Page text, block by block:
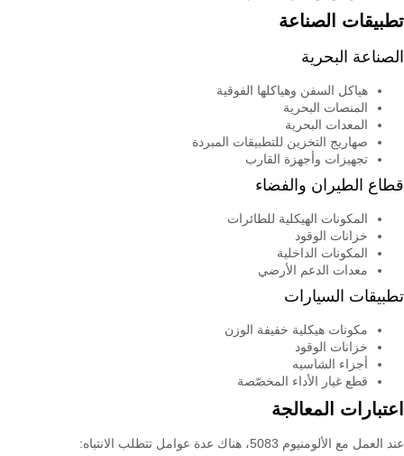
تطبيقات الصناعة
الصناعة البحرية
هياكل السفن وهياكلها الفوقية
المنصات البحرية
المعدات البحرية
صهاريج التخزين للتطبيقات المبردة
تجهيزات وأجهزة القارب
قطاع الطيران والفضاء
المكونات الهيكلية للطائرات
خزانات الوقود
المكونات الداخلية
معدات الدعم الأرضي
تطبيقات السيارات
مكونات هيكلية خفيفة الوزن
خزانات الوقود
أجزاء الشاسيه
قطع غيار الأداء المخصّصة
اعتبارات المعالجة
عند العمل مع الألومنيوم 5083، هناك عدة عوامل تتطلب الانتباه: